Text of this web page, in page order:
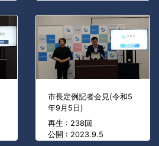
市長定例記者会見(令和5
年9月5日)
再生 : 238回
公開 : 2023.9.5